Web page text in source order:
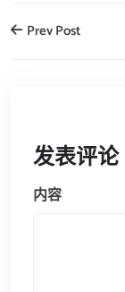
Prev Post
发表评论
内容